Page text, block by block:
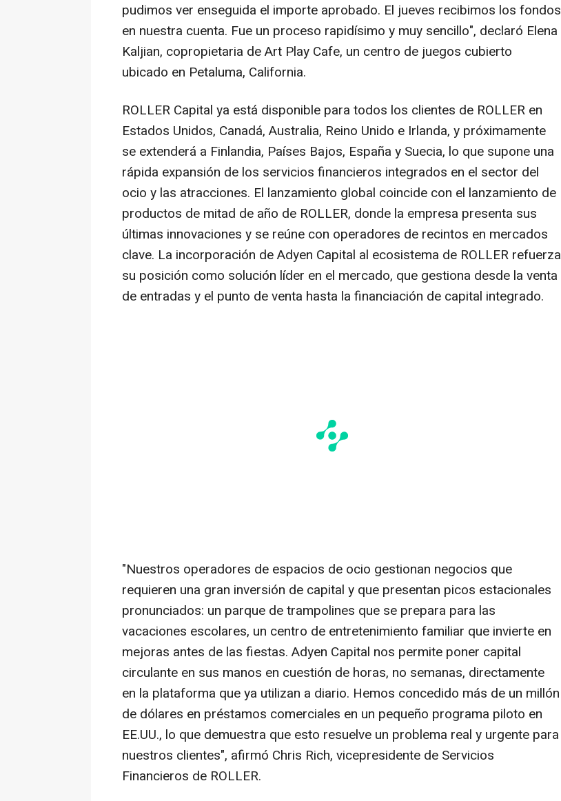
pudimos ver enseguida el importe aprobado. El jueves recibimos los fondos
en nuestra cuenta. Fue un proceso rapidísimo y muy sencillo", declaró Elena
Kaljian, copropietaria de Art Play Cafe, un centro de juegos cubierto
ubicado en Petaluma, California.
ROLLER Capital ya está disponible para todos los clientes de ROLLER en
Estados Unidos, Canadá, Australia, Reino Unido e Irlanda, y próximamente
se extenderá a Finlandia, Países Bajos, España y Suecia, lo que supone una
rápida expansión de los servicios financieros integrados en el sector del
ocio y las atracciones. El lanzamiento global coincide con el lanzamiento de
productos de mitad de año de ROLLER, donde la empresa presenta sus
últimas innovaciones y se reúne con operadores de recintos en mercados
clave. La incorporación de Adyen Capital al ecosistema de ROLLER refuerza
su posición como solución líder en el mercado, que gestiona desde la venta
de entradas y el punto de venta hasta la financiación de capital integrado.
"Nuestros operadores de espacios de ocio gestionan negocios que
requieren una gran inversión de capital y que presentan picos estacionales
pronunciados: un parque de trampolines que se prepara para las
vacaciones escolares, un centro de entretenimiento familiar que invierte en
mejoras antes de las fiestas. Adyen Capital nos permite poner capital
circulante en sus manos en cuestión de horas, no semanas, directamente
en la plataforma que ya utilizan a diario. Hemos concedido más de un millón
de dólares en préstamos comerciales en un pequeño programa piloto en
EE.UU., lo que demuestra que esto resuelve un problema real y urgente para
nuestros clientes", afirmó Chris Rich, vicepresidente de Servicios
Financieros de ROLLER.